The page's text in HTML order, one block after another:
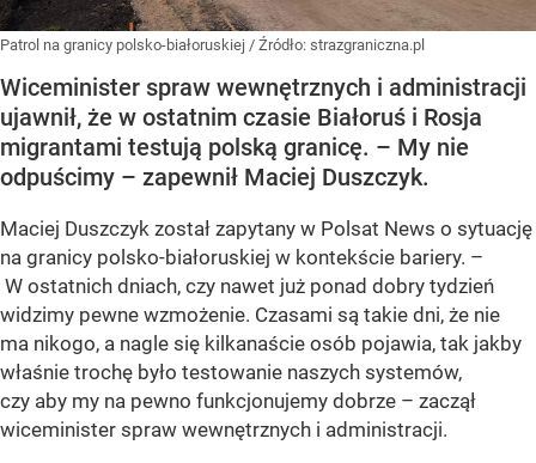
Patrol na granicy polsko-białoruskiej / Źródło: strazgraniczna.pl
Wiceminister spraw wewnętrznych i administracji
ujawnił, że w ostatnim czasie Białoruś i Rosja
migrantami testują polską granicę. – My nie
odpuścimy – zapewnił Maciej Duszczyk.
Maciej Duszczyk został zapytany w Polsat News o sytuację
na granicy polsko-białoruskiej w kontekście bariery. –
W ostatnich dniach, czy nawet już ponad dobry tydzień
widzimy pewne wzmożenie. Czasami są takie dni, że nie
ma nikogo, a nagle się kilkanaście osób pojawia, tak jakby
właśnie trochę było testowanie naszych systemów,
czy aby my na pewno funkcjonujemy dobrze – zaczął
wiceminister spraw wewnętrznych i administracji.